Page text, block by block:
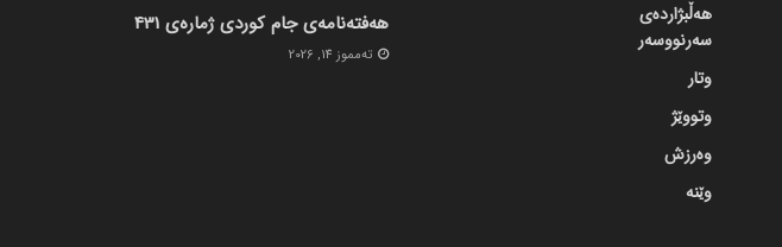
هەڵبژاردەی
سەرنووسەر
وتار
وتووێژ
وەرزش
وێنە
هەفتەنامەی جام کوردی ژمارەی 431
ته‌مموز 14, 2026